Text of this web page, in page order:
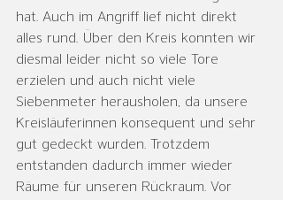
hat. Auch im Angriff lief nicht direkt
alles rund. Über den Kreis konnten wir
diesmal leider nicht so viele Tore
erzielen und auch nicht viele
Siebenmeter herausholen, da unsere
Kreisläuferinnen konsequent und sehr
gut gedeckt wurden. Trotzdem
entstanden dadurch immer wieder
Räume für unseren Rückraum. Vor